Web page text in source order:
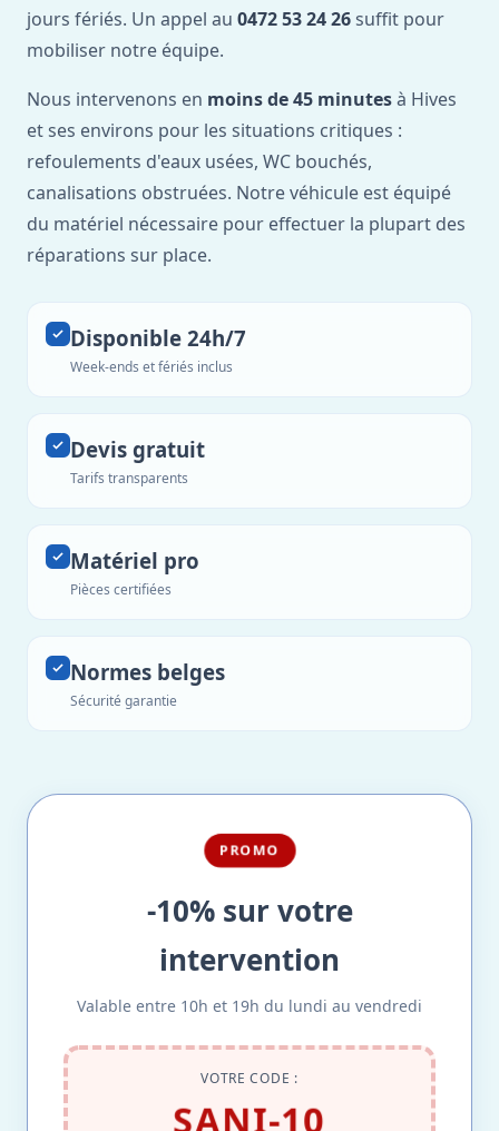
jours fériés. Un appel au 0472 53 24 26 suffit pour
mobiliser notre équipe.
Nous intervenons en moins de 45 minutesà Hives
et ses environs pour les situations critiques :
refoulements d'eaux usées, WC bouchés,
canalisations obstruées. Notre véhicule est équipé
du matériel nécessaire pour effectuer la plupart des
réparations sur place.
Disponible 24h/7
Week-ends et fériés inclus
Devis gratuit
Tarifs transparents
Matériel pro
Pièces certifiées
Normes belges
Sécurité garantie
PROMO
-10% sur votre
intervention
Valable entre 10h et 19h du lundi au vendredi
VOTRE CODE :
SANI-10